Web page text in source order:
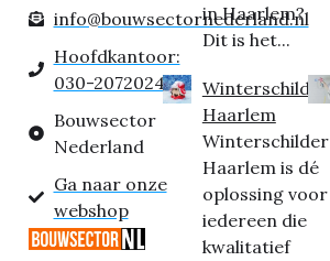
info@bouwsectornederland.nl
Hoofdkantoor:
030-2072024
Bouwsector
Nederland
Ga naar onze
webshop
in Haarlem?
Dit is het...
Winterschilder
Haarlem
Winterschilder
Haarlem is dé
oplossing voor
iedereen die
kwalitatief